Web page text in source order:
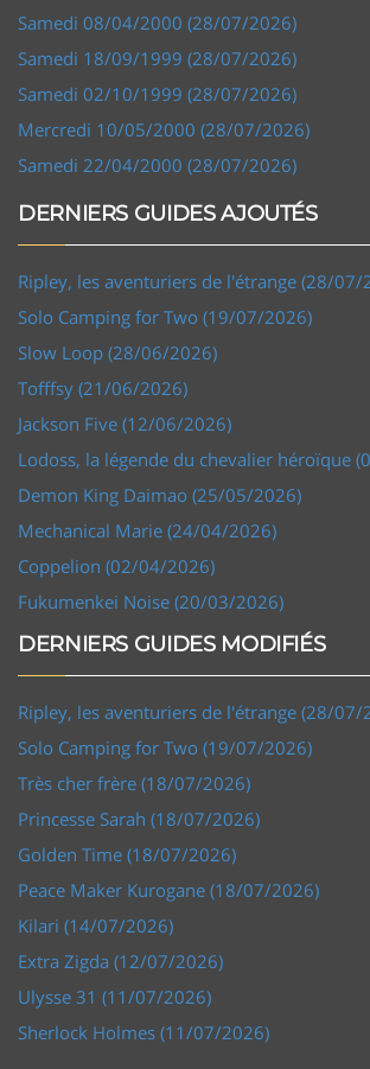
Samedi 08/04/2000 (28/07/2026)
Samedi 18/09/1999 (28/07/2026)
Samedi 02/10/1999 (28/07/2026)
Mercredi 10/05/2000 (28/07/2026)
Samedi 22/04/2000 (28/07/2026)
DERNIERS GUIDES AJOUTÉS
Ripley, les aventuriers de l'étrange (28/07/
Solo Camping for Two (19/07/2026)
Slow Loop (28/06/2026)
Tofffsy (21/06/2026)
Jackson Five (12/06/2026)
Lodoss, la légende du chevalier héroïque
Demon King Daimao (25/05/2026)
Mechanical Marie (24/04/2026)
Coppelion (02/04/2026)
Fukumenkei Noise (20/03/2026)
DERNIERS GUIDES MODIFIÉS
Ripley, les aventuriers de l'étrange (28/07/
Solo Camping for Two (19/07/2026)
Très cher frère (18/07/2026)
Princesse Sarah (18/07/2026)
Golden Time (18/07/2026)
Peace Maker Kurogane (18/07/2026)
Kilari (14/07/2026)
Extra Zigda (12/07/2026)
Ulysse 31 (11/07/2026)
Sherlock Holmes (11/07/2026)